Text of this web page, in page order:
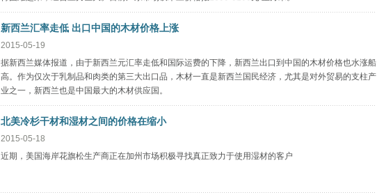
新西兰汇率走低 出口中国的木材价格上涨
2015-05-19
据新西兰媒体报道，由于新西兰元汇率走低和国际运费的下降，新西兰出口到中国的木材价格也水涨船
高。作为仅次于乳制品和肉类的第三大出口品，木材一直是新西兰国民经济，尤其是对外贸易的支柱产
业之一，新西兰也是中国最大的木材供应国。
北美冷杉干材和湿材之间的价格在缩小
2015-05-18
近期，美国海岸花旗松生产商正在加州市场积极寻找真正致力于使用湿材的客户